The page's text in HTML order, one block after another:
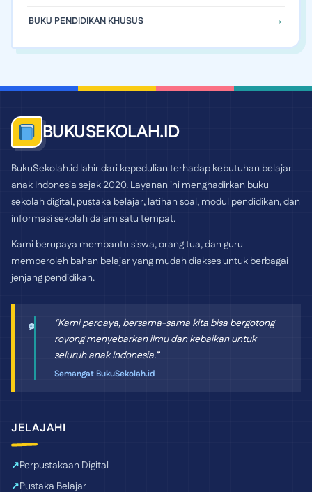
BUKU PENDIDIKAN KHUSUS
BUKUSEKOLAH.ID
BukuSekolah.id lahir dari kepedulian terhadap kebutuhan belajar
anak Indonesia sejak 2020. Layanan ini menghadirkan buku
sekolah digital, pustaka belajar, latihan soal, modul pendidikan, dan
informasi sekolah dalam satu tempat.
Kami berupaya membantu siswa, orang tua, dan guru
memperoleh bahan belajar yang mudah diakses untuk berbagai
jenjang pendidikan.
“Kami percaya, bersama-sama kita bisa bergotong
royong menyebarkan ilmu dan kebaikan untuk
seluruh anak Indonesia.”
Semangat BukuSekolah.id
JELAJAHI
Perpustakaan Digital
Pustaka Belajar